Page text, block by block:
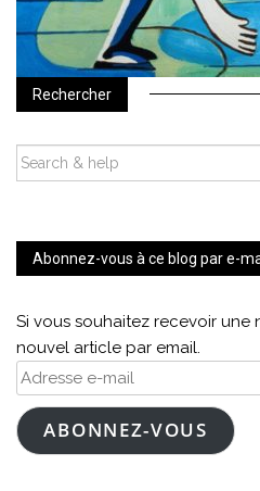
Rechercher
SEARCH
FOR:
Abonnez-vous à ce blog par e-
Si vous souhaitez recevoir
nouvel article par email.
Adresse
e-
mailABONNEZ-VOUS